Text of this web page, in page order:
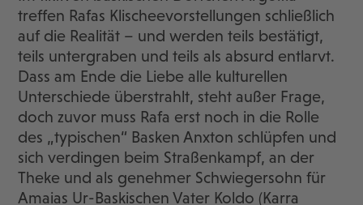
treffen Rafas Klischeevorstellungen schließlich
auf die Realität – und werden teils bestätigt,
teils untergraben und teils als absurd entlarvt.
Dass am Ende die Liebe alle kulturellen
Unterschiede überstrahlt, steht außer Frage,
doch zuvor muss Rafa erst noch in die Rolle
des „typischen“ Basken Anxton schlüpfen und
sich verdingen beim Straßenkampf, an der
Theke und als genehmer Schwiegersohn für
Amaias Ur-Baskischen Vater Koldo (Karra